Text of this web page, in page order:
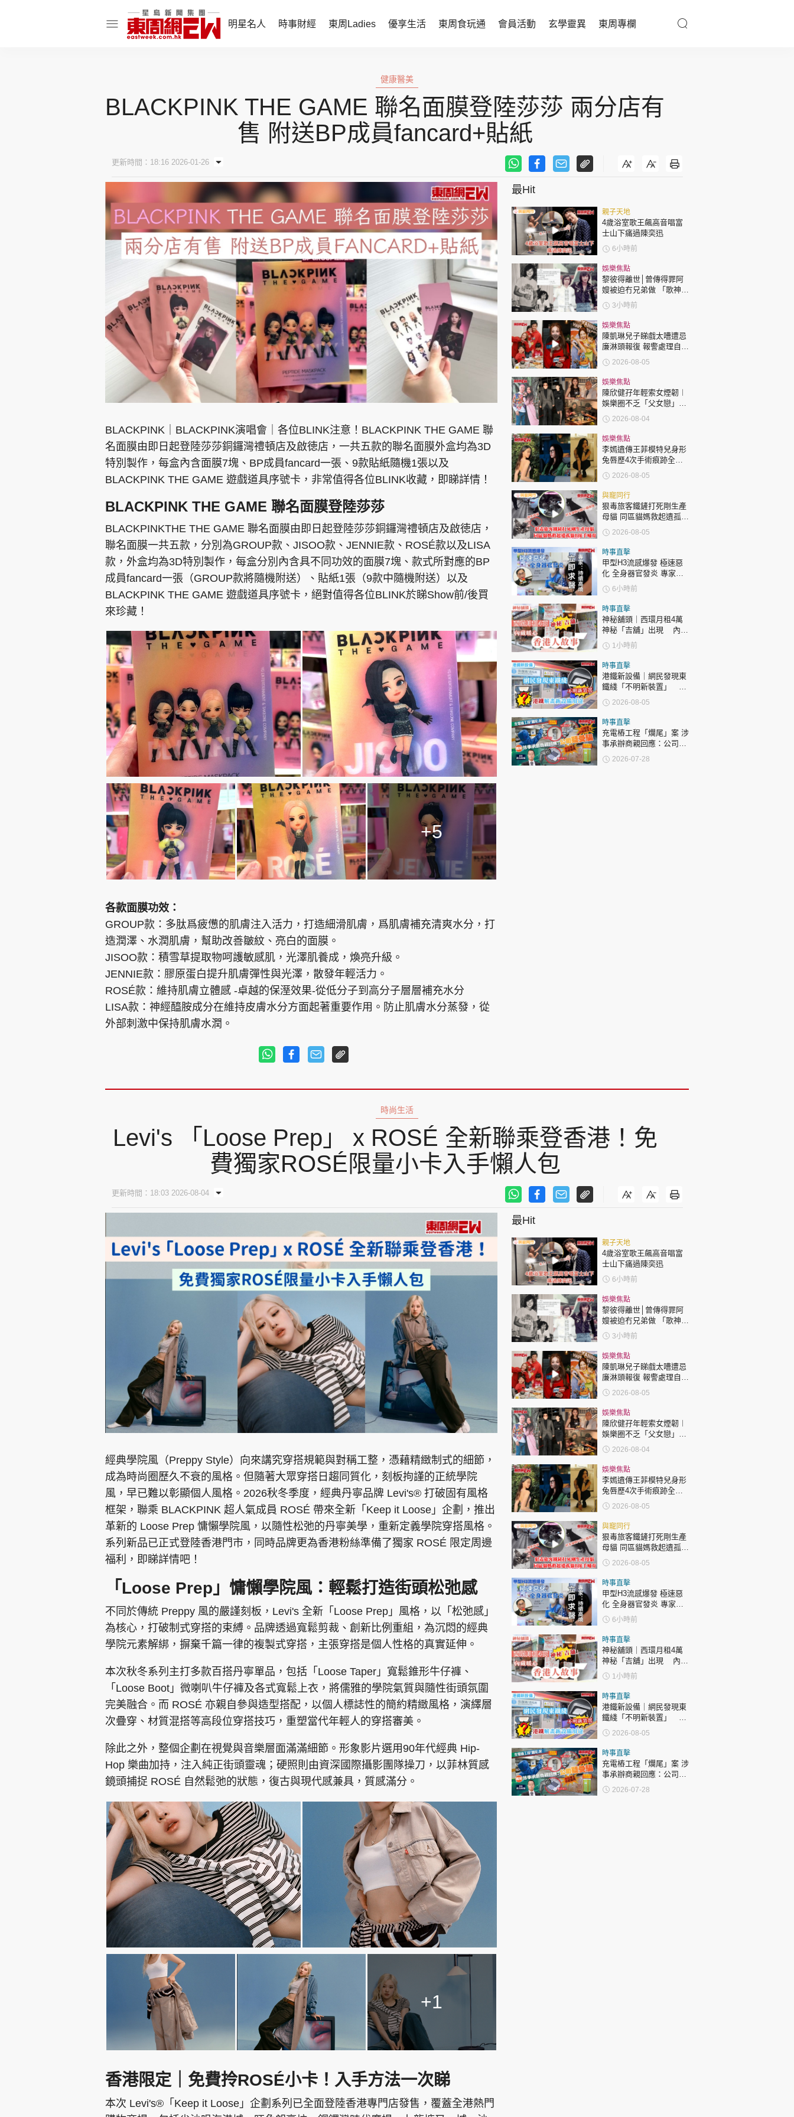
明星名人 時事財經 東周Ladies 優享生活 東周食玩通 會員活動 玄學靈異 東周專欄
話題人物 財經智庫
焦點人物
時尚生活
健康醫美
親子天地
東周食玩通
樂在灣區
飲食玩樂
會員活動
東周JETSO
玄學靈異
東勝運程
智富天下 李居明
神機妙算 李丞責
緣來有理 麥玲玲
鬼靈精怪 威師兄
娛樂名人
文化藝術
時政財經
健康生活
飲食旅遊
集團旗下品牌
東周刊 cazbuyer 東Touch PCM 電腦廣場 星島頭條 星島日報 頭條日報 星島環球 The Standard 親子王
Oh!爸媽 JobMarket 頭條搵工 EDUPLUS
Copyright © 東周網 版權所有 . 不得轉載 ©Eastweek.com.hk. All rights reserved.
健康醫美
BLACKPINK THE GAME 聯名面膜登陸莎莎 兩分店有
售 附送BP成員fancard+貼紙
更新時間：18:16 2026-01-26
BLACKPINK｜BLACKPINK演唱會｜各位BLINK注意！BLACKPINK THE GAME 聯
名面膜由即日起登陸莎莎銅鑼灣禮頓店及啟徳店，一共五款的聯名面膜外盒均為3D
特別製作，每盒內含面膜7塊、BP成員fancard一張、9款貼紙隨機1張以及
BLACKPINK THE GAME 遊戲道具序號卡，非常值得各位BLINK收藏，即睇詳情！
BLACKPINK THE GAME 聯名面膜登陸莎莎
BLACKPINKTHE THE GAME 聯名面膜由即日起登陸莎莎銅鑼灣禮頓店及啟徳店，
聯名面膜一共五款，分別為GROUP款、JISOO款、JENNIE款、ROSÉ款以及LISA
款，外盒均為3D特別製作，每盒分別內含具不同功效的面膜7塊、款式所對應的BP
成員fancard一張（GROUP款將隨機附送）、貼紙1張（9款中隨機附送）以及
BLACKPINK THE GAME 遊戲道具序號卡，絕對值得各位BLINK於睇Show前/後買
來珍藏！
+5
各款面膜功效：
GROUP款：多肽爲疲憊的肌膚注入活力，打造細滑肌膚，爲肌膚補充清爽水分，打
造潤澤、水潤肌膚，幫助改善皺紋、亮白的面膜。
JISOO款：積雪草提取物呵護敏感肌，光澤肌養成，煥亮升級。
JENNIE款：膠原蛋白提升肌膚彈性與光澤，散發年輕活力。
ROSÉ款：維持肌膚立體感 -卓越的保溼效果-從低分子到高分子層層補充水分
LISA款：神經醯胺成分在維持皮膚水分方面起著重要作用。防止肌膚水分蒸發，從
外部刺激中保持肌膚水潤。
最Hit
親子天地
4歲浴室歌王飆高音唱富
士山下痛過陳奕迅
6小時前
娛樂焦點
黎彼得離世│曾傳得罪阿
嫂被迫冇兄弟做 「歌神」
許冠傑親筆撰寫悼念忘友
3小時前
娛樂焦點
陳凱琳兒子睇戲太嘈遭忌
廉淋頭報復 報警處理自責
護子不力 歐錦棠陳倩揚齊
表態「媽媽有責任」
2026-08-05
娛樂焦點
陳欣健孖年輕索女煙韌︱
娛樂圈不乏「父女戀」
「爺孫戀」 年齡差距最大
達51歲 最受矚目有李龍
基謝賢
2026-08-04
娛樂焦點
李嫣遺傳王菲模特兒身形
兔唇歷4次手術痕跡全消
變身美少女顏值升級
2026-08-05
與寵同行
狠毒旅客鐵鏟打死剛生產
母貓 同區貓媽救起遺孤貓
B接手哺育
2026-08-05
時事直擊
甲型H3流感爆發 極速惡
化 全身器官發炎 專家：
持續高燒要立即求醫
6小時前
時事直擊
神秘舖頭｜西環月租4萬
神秘「吉舖」出現 內藏
暖心香港人故事
1小時前
時事直擊
港鐵新設備｜網民發現東
鐵綫「不明新裝置」 港
鐵解畫新設備用途
2026-08-05
時事直擊
充電樁工程「爛尾」案 涉
事承辦商親回應：公司疑
受騙
2026-07-28
時尚生活
Levi's 「Loose Prep」 x ROSÉ 全新聯乘登香港！免
費獨家ROSÉ限量小卡入手懶人包
更新時間：18:03 2026-08-04
經典學院風（Preppy Style）向來講究穿搭規範與對稱工整，憑藉精緻制式的細節，
成為時尚圈歷久不衰的風格。但隨著大眾穿搭日趨同質化，刻板拘謹的正統學院
風，早已難以彰顯個人風格。2026秋冬季度，經典丹寧品牌 Levi's® 打破固有風格
框架，聯乘 BLACKPINK 超人氣成員 ROSÉ 帶來全新「Keep it Loose」企劃，推出
革新的 Loose Prep 慵懶學院風，以隨性松弛的丹寧美學，重新定義學院穿搭風格。
系列新品已正式登陸香港門市，同時品牌更為香港粉絲準備了獨家 ROSÉ 限定周邊
福利，即睇詳情吧！
「Loose Prep」慵懶學院風：輕鬆打造街頭松弛感
不同於傳統 Preppy 風的嚴謹刻板，Levi's 全新「Loose Prep」風格，以「松弛感」
為核心，打破制式穿搭的束縛。品牌透過寬鬆剪裁、創新比例重組，為沉悶的經典
學院元素解綁，摒棄千篇一律的複製式穿搭，主張穿搭是個人性格的真實延伸。
本次秋冬系列主打多款百搭丹寧單品，包括「Loose Taper」寬鬆錐形牛仔褲、
「Loose Boot」微喇叭牛仔褲及各式寬鬆上衣，將儒雅的學院氣質與隨性街頭氛圍
完美融合。而 ROSÉ 亦親自參與造型搭配，以個人標誌性的簡約精緻風格，演繹層
次疊穿、材質混搭等高段位穿搭技巧，重塑當代年輕人的穿搭審美。
除此之外，整個企劃在視覺與音樂層面滿滿細節。形象影片選用90年代經典 Hip-
Hop 樂曲加持，注入純正街頭靈魂；硬照則由資深國際攝影團隊操刀，以菲林質感
鏡頭捕捉 ROSÉ 自然鬆弛的狀態，復古與現代感兼具，質感滿分。
+1
香港限定｜免費拎ROSÉ小卡！入手方法一次睇
本次 Levi's®「Keep it Loose」企劃系列已全面登陸香港專門店發售，覆蓋全港熱門
最Hit
親子天地
4歲浴室歌王飆高音唱富
士山下痛過陳奕迅
6小時前
娛樂焦點
黎彼得離世│曾傳得罪阿
嫂被迫冇兄弟做 「歌神」
許冠傑親筆撰寫悼念忘友
3小時前
娛樂焦點
陳凱琳兒子睇戲太嘈遭忌
廉淋頭報復 報警處理自責
護子不力 歐錦棠陳倩揚齊
表態「媽媽有責任」
2026-08-05
娛樂焦點
陳欣健孖年輕索女煙韌︱
娛樂圈不乏「父女戀」
「爺孫戀」 年齡差距最大
達51歲 最受矚目有李龍
基謝賢
2026-08-04
娛樂焦點
李嫣遺傳王菲模特兒身形
兔唇歷4次手術痕跡全消
變身美少女顏值升級
2026-08-05
與寵同行
狠毒旅客鐵鏟打死剛生產
母貓 同區貓媽救起遺孤貓
B接手哺育
2026-08-05
時事直擊
甲型H3流感爆發 極速惡
化 全身器官發炎 專家：
持續高燒要立即求醫
6小時前
時事直擊
神秘舖頭｜西環月租4萬
神秘「吉舖」出現 內藏
暖心香港人故事
1小時前
時事直擊
港鐵新設備｜網民發現東
鐵綫「不明新裝置」 港
鐵解畫新設備用途
2026-08-05
時事直擊
充電樁工程「爛尾」案 涉
事承辦商親回應：公司疑
受騙
2026-07-28